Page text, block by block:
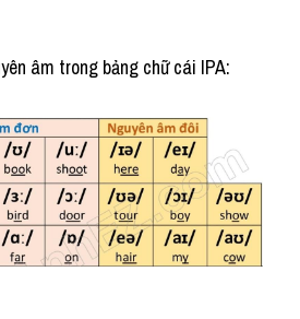
âm trong bảng chữ cái IPA: